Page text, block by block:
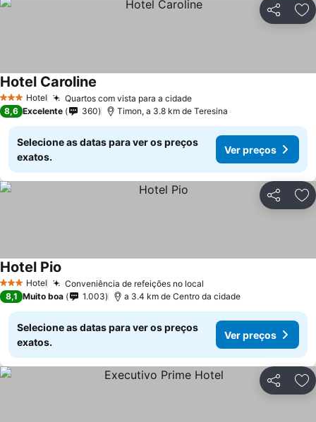
Partilhar
3 EstrelasHotel Quartos com vista para a cidadeVer preços
Hotel Caroline
8,6 Excelente 360 Timon, a 3.8 km de Teresina
Selecione as datas para ver os preços
exatos.
Ver preços
Partilhar
3 EstrelasHotel Conveniência de refeições no local
Hotel Pio
8,1 Muito boa 1.003 a 3.4 km de Centro da cidade
Selecione as datas para ver os preços
exatos.
Ver preços
Partilhar